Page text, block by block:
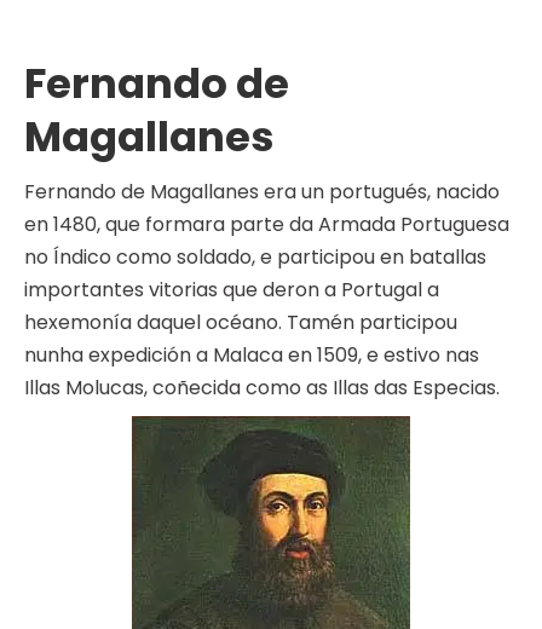
Fernando de
Magallanes
Fernando de Magallanes era un portugués, nacido
en 1480, que formara parte da Armada Portuguesa
no Índico como soldado, e participou en batallas
importantes vitorias que deron a Portugal a
hexemonía daquel océano. Tamén participou
nunha expedición a Malaca en 1509, e estivo nas
Illas Molucas, coñecida como as Illas das Especias.